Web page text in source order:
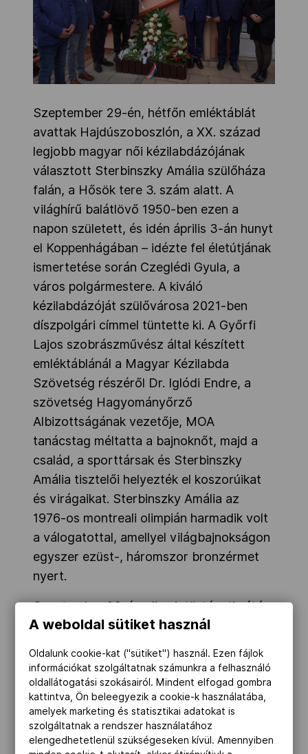
Szeptember 29-én, hétfőn emléktáblát
avattak Hajdúszoboszlón, a XX. század
legjobb magyar női kézilabdázójának
választott Sterbinszky Amália szülőháza
falán, a Hősök tere 3. szám alatt. A
világhírű balátlövő 1950-ben ezen a
napon született, és idén április 3-án hunyt
el Koppenhágában – idézte fel életútjának
ismertetése során Czeglédi Gyula, a
város polgármestere. A kiváló
kézilabdázóját szülővárosa 2021-ben
díszpolgári címmel tüntette ki. A Győrfi
Lajos szobrászművész által készített
emléktáblánál a Magyar Kézilabda
Szövetség részéről Dr. Iglódi Endre, a
szövetség Hagyományőrző
Albizottságának vezetője, MOA
tanácstag méltatta a bajnoknőt, majd a
család, a sporttársak és Sterbinszky
Amália tisztelői helyezték el koszorúikat
és virágaikat. Sterbinszky Amália az
1976-os montreali olimpián harmadik volt
a válogatottal, amellyel világbajnokságon
egyszer ezüst-, háromszor bronzérmet
nyert.
Szeptember 29-én olimpiatörténeti sétán
vettek részt a debreceni Hunyadi János
Általános Iskola 3. A osztályos tanulói,
melyet a DHSE Békessy Béla Olimpiai
Baráti Kör Szakosztály vezetője, Parádiné
Kenéz Tünde tartotta részükre. A séta
során megnézték az egykori olimpikonok
iskoláit, lakóhelyeit, nevezetes épületeit. A
A weboldal sütiket használ
Oldalunk cookie-kat ("sütiket") használ. Ezen fájlok
információkat szolgáltatnak számunkra a felhasználó
oldallátogatási szokásairól. Mindent elfogad gombra
kattintva, Ön beleegyezik a cookie-k használatába,
amelyek marketing és statisztikai adatokat is
szolgáltatnak a rendszer használatához
elengedhetetlenül szükségeseken kívül. Amennyiben